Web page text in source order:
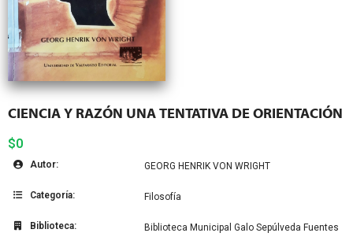
CIENCIA Y RAZÓN UNA TENTATIVA DE ORIENTACIÓN
$0
Autor: GEORG HENRIK VON WRIGHT
Categoría: Filosofía
Biblioteca: Biblioteca Municipal Galo Sepúlveda Fuentes